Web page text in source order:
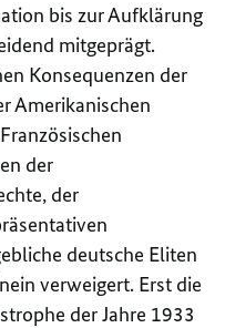
bis zur Aufklärung
mitgeprägt.
Konsequenzen der
Amerikanischen
der
der
deutsche Eliten
verweigert. Erst die
der Jahre 1933